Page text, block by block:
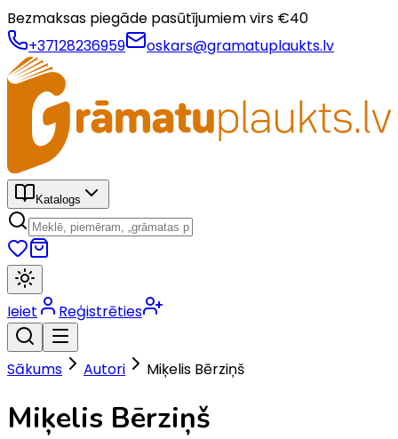
Bezmaksas piegāde pasūtījumiem virs €40
+37128236959
oskars@gramatuplaukts.lv
Katalogs
Ieiet Reģistrēties
Sākums Autori Miķelis Bērziņš
Miķelis Bērziņš